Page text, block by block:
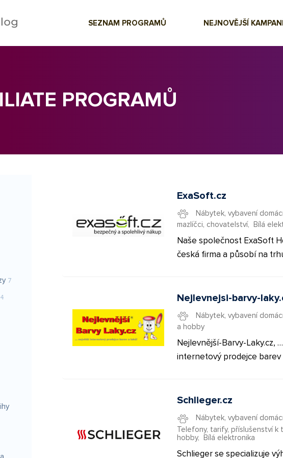
SEZNAM PROGRAMŮ NEJNOVĚJŠÍ
PROGRAMŮ
7
ExaSoft.cz
Nábytek, vybavení
mazlíčci, chovatelství, Bílá
Naše společnost ExaSoft
česká firma a působí na
kvalitnímu zboží za nejlepší
bohaté nabídce služeb. V
e-shopu najdete široký
elektroniky, zejména
audio, video, PC a
servisem.
Nejlevnejsi-barvy-
Nábytek, vybavení
a hobby
Nejlevnější-Barvy-Laky.cz,
internetový prodejce barev
na téměř všechny druhy
například fasádní barvy,
barvy na střechy, barvy na
dřevo, barvy na kov,
barvy, průmyslové barvy,
Schlieger.cz
Nábytek, vybavení
Telefony, tarify, příslušenství k
hobby, Bílá elektronika
Schlieger se specializuje